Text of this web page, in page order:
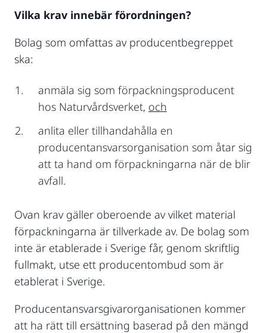
Vilka krav innebär förordningen?
Bolag som omfattas av producentbegreppet
ska:
anmäla sig som förpackningsproducent
hos Naturvårdsverket, och
anlita eller tillhandahålla en
producentansvarsorganisation som åtar sig
att ta hand om förpackningarna när de blir
avfall.
Ovan krav gäller oberoende av vilket material
förpackningarna är tillverkade av. De bolag som
inte är etablerade i Sverige får, genom skriftlig
fullmakt, utse ett producentombud som är
etablerat i Sverige.
Producentansvarsgivarorganisationen kommer
att ha rätt till ersättning baserad på den mängd